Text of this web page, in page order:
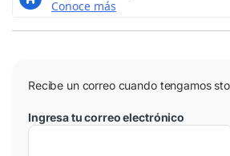
Recibe un correo cuando tengamos
Ingresa tu correo electrónico